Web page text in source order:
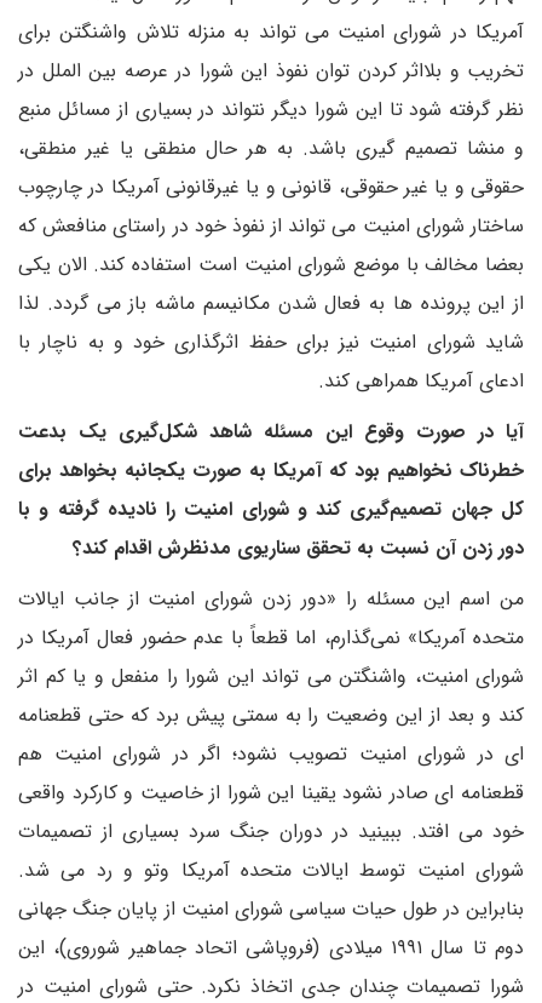
آمریکا در شورای امنیت می تواند به منزله تلاش واشنگتن برای
تخریب و بلااثر کردن توان نفوذ این شورا در عرصه بین الملل در
نظر گرفته شود تا این شورا دیگر نتواند در بسیاری از مسائل منبع
و منشا تصمیم گیری باشد. به هر حال منطقی یا غیر منطقی،
حقوقی و یا غیر حقوقی، قانونی و یا غیرقانونی آمریکا در چارچوب
ساختار شورای امنیت می تواند از نفوذ خود در راستای منافعش که
بعضا مخالف با موضع شورای امنیت است استفاده کند. الان یکی
از این پرونده ها به فعال شدن مکانیسم ماشه باز می گردد. لذا
شاید شورای امنیت نیز برای حفظ اثرگذاری خود و به ناچار با
ادعای آمریکا همراهی کند.
آیا در صورت وقوع این مسئله شاهد شکل‌گیری یک بدعت
خطرناک نخواهیم بود که آمریکا به صورت یکجانبه بخواهد برای
کل جهان تصمیم‌گیری کند و شورای امنیت را نادیده گرفته و با
دور زدن آن نسبت به تحقق سناریوی مدنظرش اقدام کند؟
من اسم این مسئله را «دور زدن شورای امنیت از جانب ایالات
متحده آمریکا» نمی‌گذارم، اما قطعاً با عدم حضور فعال آمریکا در
شورای امنیت، واشنگتن می تواند این شورا را منفعل و یا کم اثر
کند و بعد از این وضعیت را به سمتی پیش برد که حتی قطعنامه
ای در شورای امنیت تصویب نشود؛ اگر در شورای امنیت هم
قطعنامه ای صادر نشود یقینا این شورا از خاصیت و کارکرد واقعی
خود می افتد. ببینید در دوران جنگ سرد بسیاری از تصمیمات
شورای امنیت توسط ایالات متحده آمریکا وتو و رد می شد.
بنابراین در طول حیات سیاسی شورای امنیت از پایان جنگ جهانی
دوم تا سال ۱۹۹۱ میلادی (فروپاشی اتحاد جماهیر شوروی)، این
شورا تصمیمات چندان جدی اتخاذ نکرد. حتی شورای امنیت در